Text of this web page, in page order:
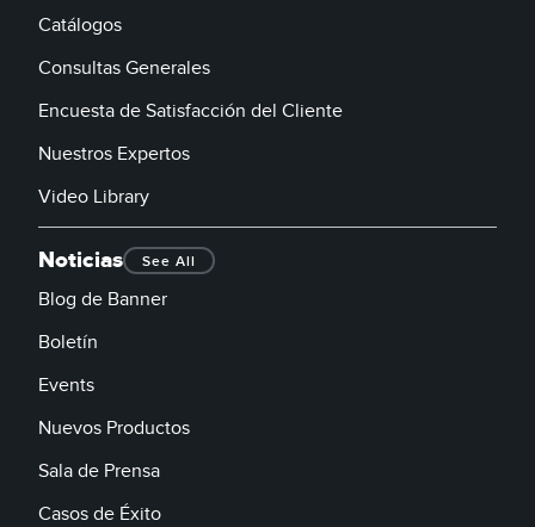
Catálogos
Consultas Generales
Encuesta de Satisfacción del Cliente
Nuestros Expertos
Video Library
Noticias See All
Blog de Banner
Boletín
Events
Nuevos Productos
Sala de Prensa
Casos de Éxito